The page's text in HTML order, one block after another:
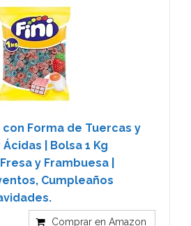
con Forma de Tuercas y
| Bolsa 1 Kg
y Frambuesa |
Cumpleaños
Comprar en Amazon